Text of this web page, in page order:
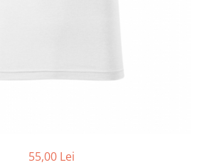
55,00 Lei